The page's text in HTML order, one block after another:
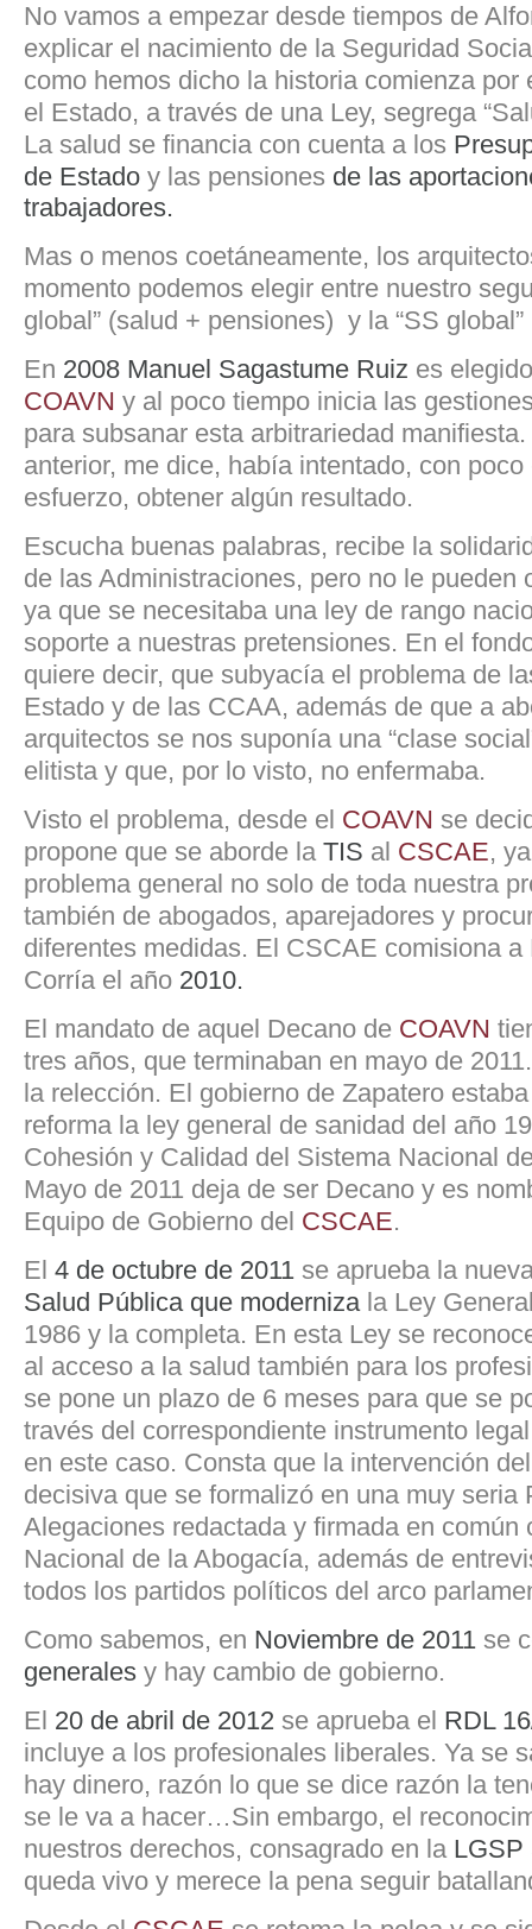
No vamos a empezar desde tiempos de
explicar el nacimiento de la Seguridad
como hemos dicho la historia comienza por
el Estado, a través de una Ley, segrega
La salud se financia con cuenta a los
de Estado y las pensiones de las
trabajadores.
Mas o menos coetáneamente, los
momento podemos elegir entre nuestro
global” (salud + pensiones) y la “SS
En 2008 Manuel Sagastume Ruiz es
COAVN y al poco tiempo inicia las
para subsanar esta arbitrariedad
anterior, me dice, había intentado, con
esfuerzo, obtener algún resultado.
Escucha buenas palabras, recibe la
de las Administraciones, pero no le pueden
ya que se necesitaba una ley de rango
soporte a nuestras pretensiones. En el
quiere decir, que subyacía el problema de
Estado y de las CCAA, además de que a
arquitectos se nos suponía una “clase
elitista y que, por lo visto, no enfermaba.
Visto el problema, desde el COAVN se
propone que se aborde la TIS al CSCAE,
problema general no solo de toda nuestra
también de abogados, aparejadores y
diferentes medidas. El CSCAE comisiona
Corría el año 2010.
El mandato de aquel Decano de COAVN
tres años, que terminaban en mayo de
la relección. El gobierno de Zapatero
reforma la ley general de sanidad del año
Cohesión y Calidad del Sistema Nacional
Mayo de 2011 deja de ser Decano y es
Equipo de Gobierno del CSCAE.
El 4 de octubre de 2011 se aprueba la
Salud Pública que moderniza la Ley
1986 y la completa. En esta Ley se
al acceso a la salud también para los
se pone un plazo de 6 meses para que se
través del correspondiente instrumento
en este caso. Consta que la intervención
decisiva que se formalizó en una muy seria
Alegaciones redactada y firmada en común
Nacional de la Abogacía, además de
todos los partidos políticos del arco
Como sabemos, en Noviembre de 2011 se
generales y hay cambio de gobierno.
El 20 de abril de 2012 se aprueba el RDL
incluye a los profesionales liberales. Ya se
hay dinero, razón lo que se dice razón la
se le va a hacer…Sin embargo, el
nuestros derechos, consagrado en la LGSP
queda vivo y merece la pena seguir